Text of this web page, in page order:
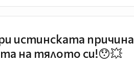
истинската причина
на тялото си!😯💥